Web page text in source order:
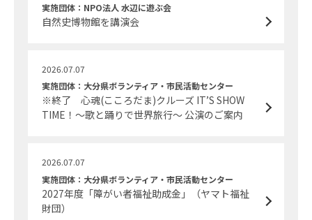
実施団体：NPO法人 水辺に遊ぶ会
自然史博物館を講演会
2026.07.07
実施団体：大分県ボランティア・市民活動センター
※終了 心魂(こころだま)クルーズ IT’S SHOW
TIME！～歌と踊りで世界旅行～ 公演のご案内
2026.07.07
実施団体：大分県ボランティア・市民活動センター
2027年度「障がい者福祉助成金」（ヤマト福祉
財団）